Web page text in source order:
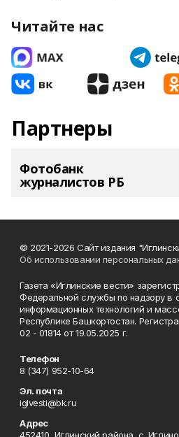
Читайте нас
Партнеры
Фотобанк
журналистов РБ
© 2021-2026 Сайт издания
Об использовании персональных
Газета «Иглинские вести»
Федеральной службы по надзору в
информационных технологий и
Республике Башкортостан.
02 - 01814 от 19.05.2025 г.
Телефон
8 (347) 952-10-64
Эл. почта
iglvesti@bk.ru
Адрес